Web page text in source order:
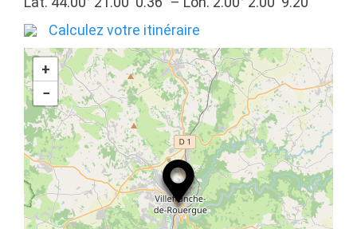
Calculez votre itinéraire
+
−